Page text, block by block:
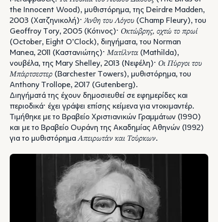
the Innocent Wood), μυθιστόρημα, της Deirdre Madden,
2003 (Χατζηνικολή)·Άνθη του Λόγου (Champ Fleury), του
Geoffroy Tory, 2005 (Κότινος)· Οκτώβρης, οχτώ το πρωί
(October, Eight O’Clock), διηγήματα, του Norman
Manea, 2011 (Καστανιώτης)·Ματίλντα (Mathilda),
νουβέλα, της Mary Shelley, 2013 (Νεφέλη)· Οι Πύργοι του
Μπάρτσεστερ (Barchester Towers), μυθιστόρημα, του
Anthony Trollope, 2017 (Gutenberg).
Διηγήματά της έχουν δημοσιευθεί σε εφημερίδες και
περιοδικά· έχει γράψει επίσης κείμενα για ντοκιμαντέρ.
Τιμήθηκε με το Βραβείο Χριστιανικών Γραμμάτων (1990)
και με το Βραβείο Ουράνη της Ακαδημίας Αθηνών (1992)
για το μυθιστόρημαΑπειρωτάν και Τούρκων.